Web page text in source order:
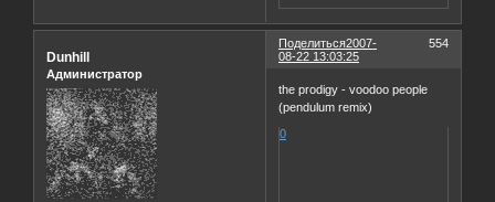
Поделиться 554
2007-
08-22 13:03:25
Dunhill
Администратор
the prodigy - voodoo people
(pendulum remix)
0